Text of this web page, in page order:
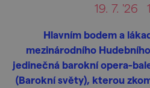
19. 7. '26
Hlavním bodem a
mezinárodního
jedinečná barokní opera-
(Barokní světy), kterou